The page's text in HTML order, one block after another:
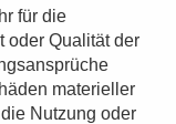
für die
oder Qualität der
materieller
Nutzung oder